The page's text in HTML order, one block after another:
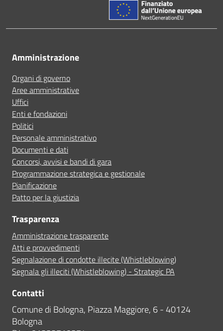
Amministrazione
Organi di governo
Aree amministrative
Uffici
Enti e fondazioni
Politici
Personale amministrativo
Documenti e dati
Concorsi, avvisi e bandi di gara
Programmazione strategica e gestionale
Pianificazione
Patto per la giustizia
Trasparenza
Amministrazione trasparente
Atti e provvedimenti
Segnalazione di condotte illecite (Whistleblowing)
Segnala gli illeciti (Whistleblowing) - Strategic PA
Contatti
Comune di Bologna, Piazza Maggiore, 6 - 40124
Bologna